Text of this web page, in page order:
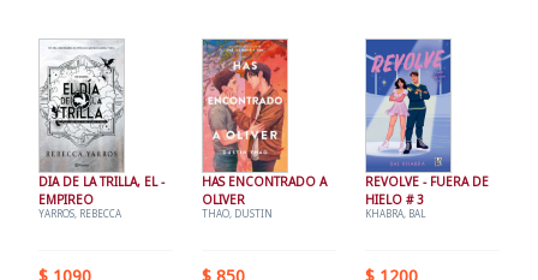
DIA DE LA TRILLA, EL -
EMPIREO
YARROS, REBECCA
HAS ENCONTRADO A
OLIVER
THAO, DUSTIN
REVOLVE - FUERA DE
HIELO # 3
KHABRA, BAL